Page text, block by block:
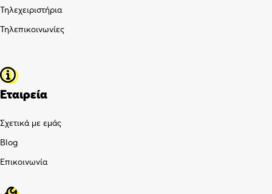
Τηλεχειριστήρια
Τηλεπικοινωνίες
Εταιρεία
Σχετικά με εμάς
Blog
Επικοινωνία